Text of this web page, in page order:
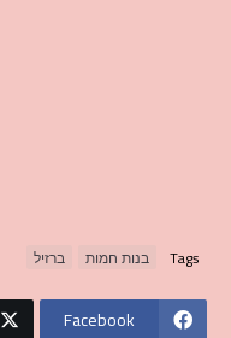
Tags בנות חמות ברזיל
Facebook